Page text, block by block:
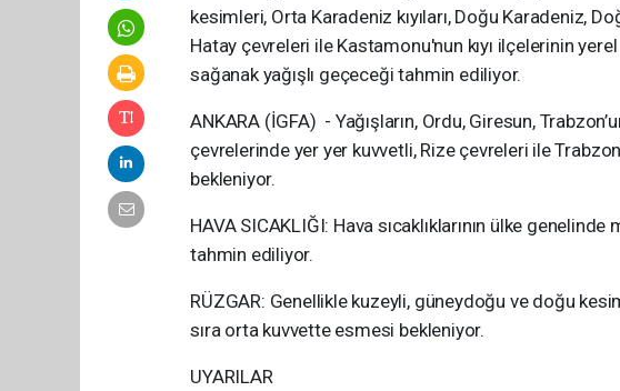
kesimleri, Orta Karadeniz kıyıları, Doğu Karadeniz,
Hatay çevreleri ile Kastamonu'nun kıyı ilçelerinin
sağanak yağışlı geçeceği tahmin ediliyor.
ANKARA (İGFA) - Yağışların, Ordu, Giresun,
çevrelerinde yer yer kuvvetli, Rize çevreleri ile
bekleniyor.
HAVA SICAKLIĞI: Hava sıcaklıklarının ülke
tahmin ediliyor.
RÜZGAR: Genellikle kuzeyli, güneydoğu ve doğu
sıra orta kuvvette esmesi bekleniyor.
UYARILAR